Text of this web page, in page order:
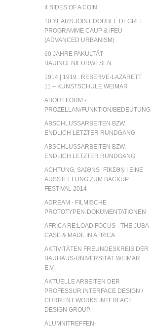
4 SIDES OF A COIN
10 YEARS JOINT DOUBLE DEGREE
PROGRAMME CAUP & IFEU
(ADVANCED URBANISM)
60 JAHRE FAKULTÄT
BAUINGENIEURWESEN
1914 | 1919 : RESERVE-LAZARETT
11 – KUNSTSCHULE WEIMAR
ABOUT:FORM -
PROZELLAN/FUNKTION/BEDEUTUNG
ABSCHLUSSARBEITEN BZW.
ENDLICH LETZTER RUNDGANG
ABSCHLUSSARBEITEN BZW.
ENDLICH LETZTER RUNDGANG
ACHTUNG, SAꞮƏNS ˈFꞮKƩƏN̩ ! EINE
AUSSTELLUNG ZUM BACKUP
FESTIVAL 2014
ADREAM - FILMISCHE
PROTOTYPEN-DOKUMENTATIONEN
AFRICA RE:LOAD FOCUS - THE JUBA
CASE & MADE IN AFRICA
AKTIVITÄTEN FREUNDESKREIS DER
BAUHAUS-UNIVERSITÄT WEIMAR
E.V.
AKTUELLE ARBEITEN DER
PROFESSUR INTERFACE DESIGN /
CURRENT WORKS INTERFACE
DESIGN GROUP
ALUMNITREFFEN-